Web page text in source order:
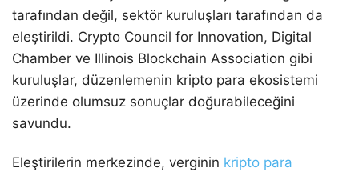
tarafından değil, sektör kuruluşları tarafından da
eleştirildi. Crypto Council for Innovation, Digital
Chamber ve Illinois Blockchain Association gibi
kuruluşlar, düzenlemenin kripto para ekosistemi
üzerinde olumsuz sonuçlar doğurabileceğini
savundu.
Eleştirilerin merkezinde, verginin kripto para